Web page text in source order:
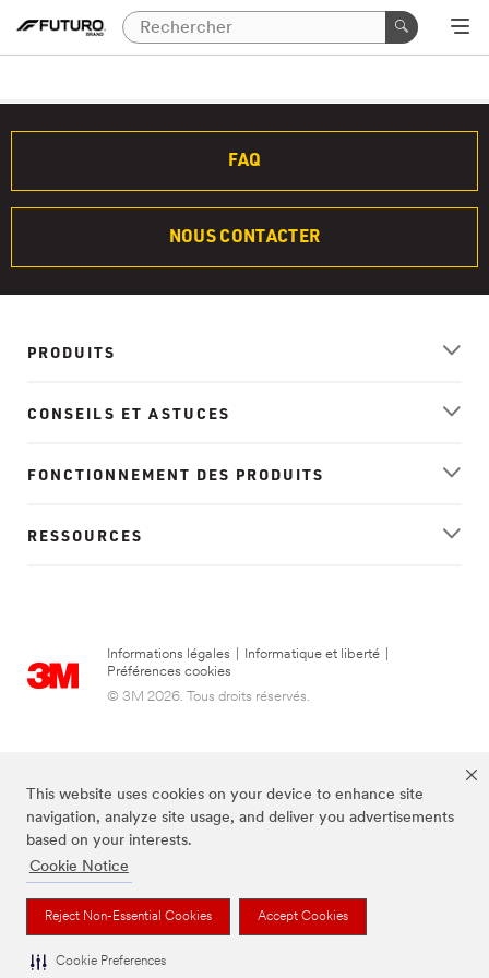
This website uses cookies on your device to enhance site
navigation, analyze site usage, and deliver you advertisements
based on your interests.
Cookie Notice
Reject Non-Essential Cookies Accept Cookies
Cookie Preferences
FAQ
NOUS CONTACTER
PRODUITS
CONSEILS ET ASTUCES
FONCTIONNEMENT DES PRODUITS
RESSOURCES
Informations légales Informatique et liberté
Préférences cookies
© 3M 2026. Tous droits réservés.
FUTURO est une marque de 3M.